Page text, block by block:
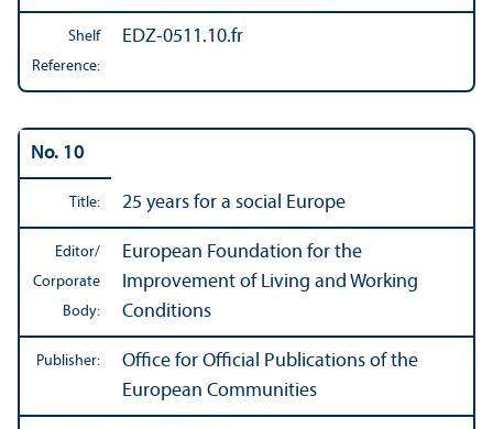
Shelf
Reference:
EDZ-0511.10.fr
No. 10
Title: 25 years for a social Europe
Editor/
Corporate
Body:
European Foundation for the
Improvement of Living and Working
Conditions
Publisher:
Office for Official Publications of the
European Communities